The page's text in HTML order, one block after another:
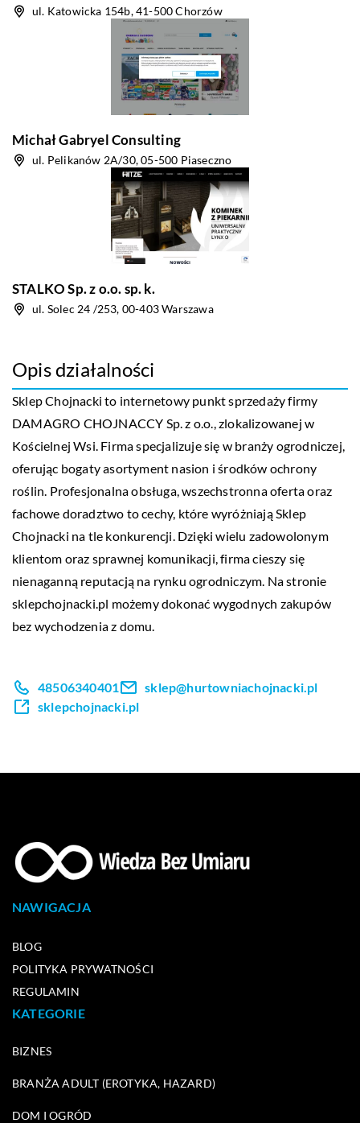
ul. Katowicka 154b, 41-500 Chorzów
Michał Gabryel Consulting
ul. Pelikanów 2A/30, 05-500 Piaseczno
STALKO Sp. z o.o. sp. k.
ul. Solec 24 /253, 00-403 Warszawa
Opis działalności
Sklep Chojnacki to internetowy punkt sprzedaży firmy
DAMAGRO CHOJNACCY Sp. z o.o., zlokalizowanej w
Kościelnej Wsi. Firma specjalizuje się w branży ogrodniczej,
oferując bogaty asortyment nasion i środków ochrony
roślin. Profesjonalna obsługa, wszechstronna oferta oraz
fachowe doradztwo to cechy, które wyróżniają Sklep
Chojnacki na tle konkurencji. Dzięki wielu zadowolonym
klientom oraz sprawnej komunikacji, firma cieszy się
nienaganną reputacją na rynku ogrodniczym. Na stronie
sklepchojnacki.pl możemy dokonać wygodnych zakupów
bez wychodzenia z domu.
48506340401
sklep@hurtowniachojnacki.pl
sklepchojnacki.pl
NAWIGACJA
BLOG
POLITYKA PRYWATNOŚCI
REGULAMIN
KATEGORIE
BIZNES
BRANŻA ADULT (EROTYKA, HAZARD)
DOM I OGRÓD